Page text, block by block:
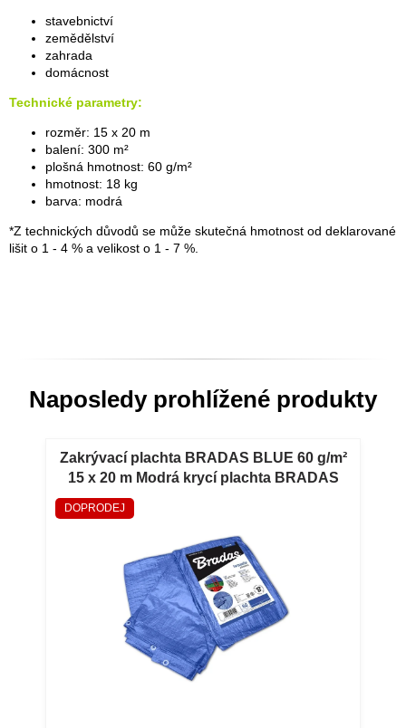
stavebnictví
zemědělství
zahrada
domácnost
Technické parametry:
rozměr: 15 x 20 m
balení: 300 m²
plošná hmotnost: 60 g/m²
hmotnost: 18 kg
barva: modrá
*Z technických důvodů se může skutečná hmotnost od deklarované
lišit o 1 - 4 % a velikost o 1 - 7 %.
Naposledy prohlížené produkty
Zakrývací plachta BRADAS BLUE 60 g/m²
15 x 20 m Modrá krycí plachta BRADAS
BLUE 60 g/m² 15 x 20 m
DOPRODEJ